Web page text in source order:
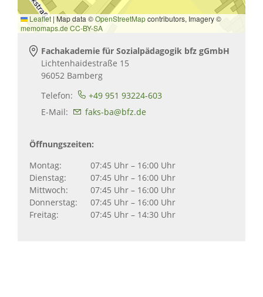
Fachakademie für Sozialpädagogik bfz gGmbH
Lichtenhaidestraße 15
96052 Bamberg
Telefon:
+49 951 93224-603
E-Mail:
faks-ba@bfz.de
Öffnungszeiten:
Montag:
07:45 Uhr – 16:00 Uhr
Dienstag:
07:45 Uhr – 16:00 Uhr
Mittwoch:
07:45 Uhr – 16:00 Uhr
Donnerstag:
07:45 Uhr – 16:00 Uhr
Freitag:
07:45 Uhr – 14:30 Uhr
Leaflet | Map data ©OpenStreetMapcontributors, Imagery ©
memomaps.de CC-BY-SA